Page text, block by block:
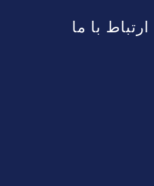
ارتباط با ما